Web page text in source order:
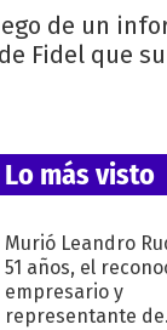
de un
Fidel que
Lo más visto
Murió Leandro
51 años, el
empresario y
representante de